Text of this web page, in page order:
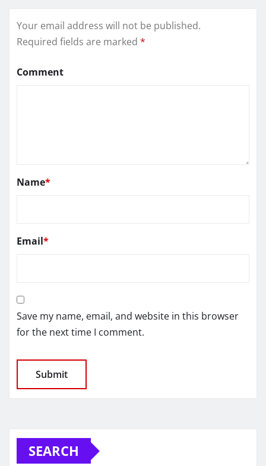
Your email address will not be published.
Required fields are marked *
Comment
Name*
Email*
Save my name, email, and website in this browser
for the next time I comment.
SEARCH